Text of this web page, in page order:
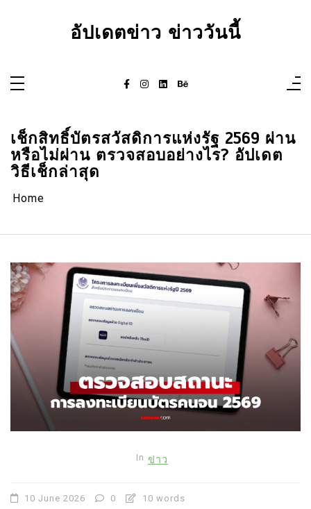
อัปเดตข่าว ข่าววันนี้
เช็กสิทธิ์บัตรสวัสดิการแห่งรัฐ 2569 ผ่าน
หรือไม่ผ่าน ตรวจสอบอย่างไร? อัปเดต
วิธีเช็กล่าสุด
Home
In ข่าว
10 June 2026 0 10 words